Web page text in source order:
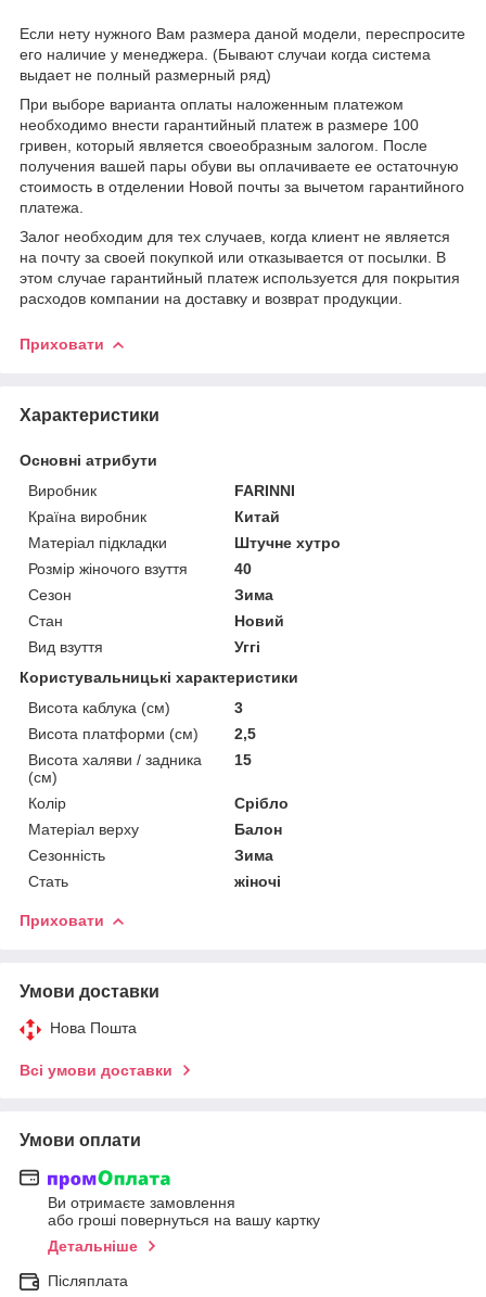
Если нету нужного Вам размера даной модели, переспросите
его наличие у менеджера. (Бывают случаи когда система
выдает не полный размерный ряд)
При выборе варианта оплаты наложенным платежом
необходимо внести гарантийный платеж в размере 100
гривен, который является своеобразным залогом. После
получения вашей пары обуви вы оплачиваете ее остаточную
стоимость в отделении Новой почты за вычетом гарантийного
платежа.
Залог необходим для тех случаев, когда клиент не является
на почту за своей покупкой или отказывается от посылки. В
этом случае гарантийный платеж используется для покрытия
расходов компании на доставку и возврат продукции.
Приховати
Характеристики
Основні атрибути
Виробник
FARINNI
Країна виробник
Китай
Матеріал підкладки
Штучне хутро
Розмір жіночого взуття
40
Сезон
Зима
Стан
Новий
Вид взуття
Уггі
Користувальницькі характеристики
Висота каблука (см)
3
Висота платформи (см)
2,5
Висота халяви / задника
(см)
15
Колір
Срібло
Матеріал верху
Балон
Сезонність
Зима
Стать
жіночі
Приховати
Умови доставки
Нова Пошта
Всі умови доставки
Умови оплати
Ви отримаєте замовлення
або гроші повернуться на вашу картку
Детальніше
Післяплата